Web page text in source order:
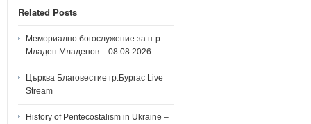
Related Posts
Мемориално богослужение за п-р
Младен Младенов – 08.08.2026
Църква Благовестие гр.Бургас Live
Stream
History of Pentecostalism in Ukraine –